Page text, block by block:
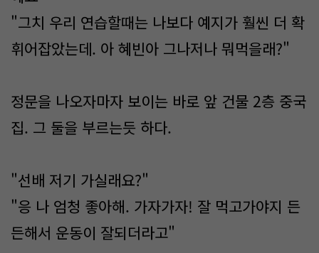
"그치 우리 연습할때는 나보다 예지가 훨씬 더 확
휘어잡았는데. 아 혜빈아 그나저나 뭐먹을래?"
정문을 나오자마자 보이는 바로 앞 건물 2층 중국
집. 그 둘을 부르는듯 하다.
"선배 저기 가실래요?"
"응 나 엄청 좋아해. 가자가자! 잘 먹고가야지 든
든해서 운동이 잘되더라고"